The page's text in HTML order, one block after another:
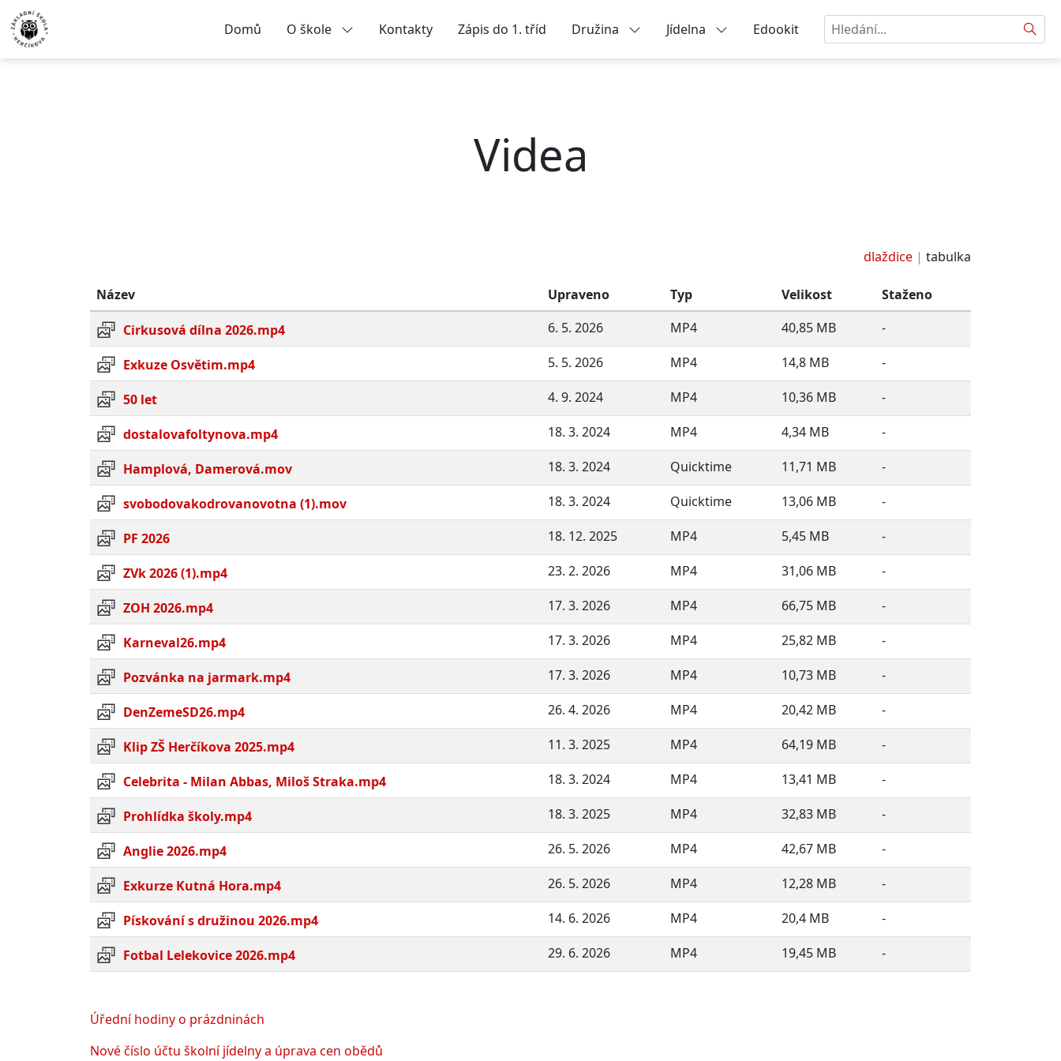
Domů O škole Kontakty Zápis do 1. tříd Družina Jídelna Edookit Hledat
Videa
dlaždice tabulka
Název Upraveno Typ Velikost Staženo
Cirkusová dílna 2026.mp4 6. 5. 2026 MP4 40,85 MB -
Exkuze Osvětim.mp4 5. 5. 2026 MP4 14,8 MB -
50 let 4. 9. 2024 MP4 10,36 MB -
dostalovafoltynova.mp4 18. 3. 2024 MP4 4,34 MB -
Hamplová, Damerová.mov 18. 3. 2024 Quicktime 11,71 MB -
svobodovakodrovanovotna (1).mov 18. 3. 2024 Quicktime 13,06 MB -
PF 2026 18. 12. 2025 MP4 5,45 MB -
ZVk 2026 (1).mp4 23. 2. 2026 MP4 31,06 MB -
ZOH 2026.mp4 17. 3. 2026 MP4 66,75 MB -
Karneval26.mp4 17. 3. 2026 MP4 25,82 MB -
Pozvánka na jarmark.mp4 17. 3. 2026 MP4 10,73 MB -
DenZemeSD26.mp4 26. 4. 2026 MP4 20,42 MB -
Klip ZŠ Herčíkova 2025.mp4 11. 3. 2025 MP4 64,19 MB -
Celebrita - Milan Abbas, Miloš Straka.mp4 18. 3. 2024 MP4 13,41 MB -
Prohlídka školy.mp4 18. 3. 2025 MP4 32,83 MB -
Anglie 2026.mp4 26. 5. 2026 MP4 42,67 MB -
Exkurze Kutná Hora.mp4 26. 5. 2026 MP4 12,28 MB -
Pískování s družinou 2026.mp4 14. 6. 2026 MP4 20,4 MB -
Fotbal Lelekovice 2026.mp4 29. 6. 2026 MP4 19,45 MB -
Úřední hodiny o prázdninách
Nové číslo účtu školní jídelny a úprava cen obědů